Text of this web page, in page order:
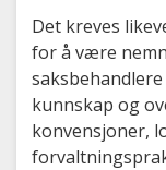
Det kreves
for å være
kunnskap og
konvensjoner,